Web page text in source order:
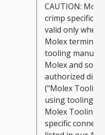
CAUTION:
crimp
valid only when
Molex
tooling
Molex and sold
authorized
("Molex
using tooling
Molex Tooling
specific